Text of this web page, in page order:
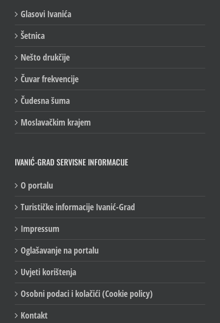
Glasovi Ivanića
Šetnica
Nešto drukčije
Čuvar frekvencije
Čudesna šuma
Moslavačkim krajem
IVANIĆ-GRAD SERVISNE INFORMACIJE
O portalu
Turističke informacije Ivanić-Grad
Impressum
Oglašavanje na portalu
Uvjeti korištenja
Osobni podaci i kolačići (Cookie policy)
Kontakt